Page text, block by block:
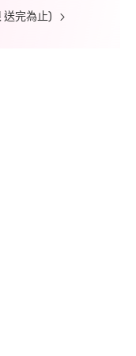
送完為止)